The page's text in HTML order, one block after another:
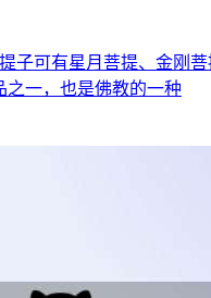
可有星月菩提、金刚
之一，也是佛教的一种